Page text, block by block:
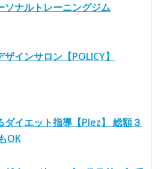
ソナルトレーニングジム
インサロン【POLICY】
イエット指導【Plez】 総額３
OK